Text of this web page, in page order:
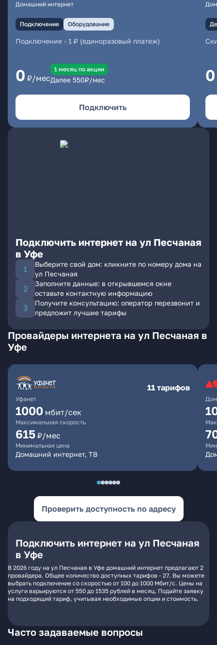
Домашний интернет
Подключение Оборудование
Подключение - 1 ₽ (единоразовый платеж)
0 ₽/мес
1 месяц по акции
Далее 550₽/мес
Подключить
0
Подключить интернет на ул Песчаная
в Уфе
Выберите свой дом: кликните по номеру дома на
ул Песчаная
Заполните данные: в открывшемся окне
оставьте контактную информацию
Получите консультацию: оператор перезвонит и
предложит лучшие тарифы
Провайдеры интернета на ул Песчаная в
Уфе
Уфанет
11 тарифов
1000 мбит/сек
Максимальная скорость
615 ₽/мес
Минимальная цена
Домашний интернет, ТВ
Проверить доступность по адресу
Подключить интернет на ул Песчаная
в Уфе
В 2026 году на ул Песчаная в Уфе домашний интернет предлагают 2
провайдера. Общее количество доступных тарифов - 27. Вы можете
выбрать подключение со скоростью от 100 до 1000 Мбит/с. Цены на
услуги варьируются от 550 до 1535 рублей в месяц. Подайте заявку
на подходящий тариф, учитывая необходимые опции и стоимость.
Часто задаваемые вопросы